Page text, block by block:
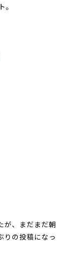
が、まだまだ朝
の投稿になっ